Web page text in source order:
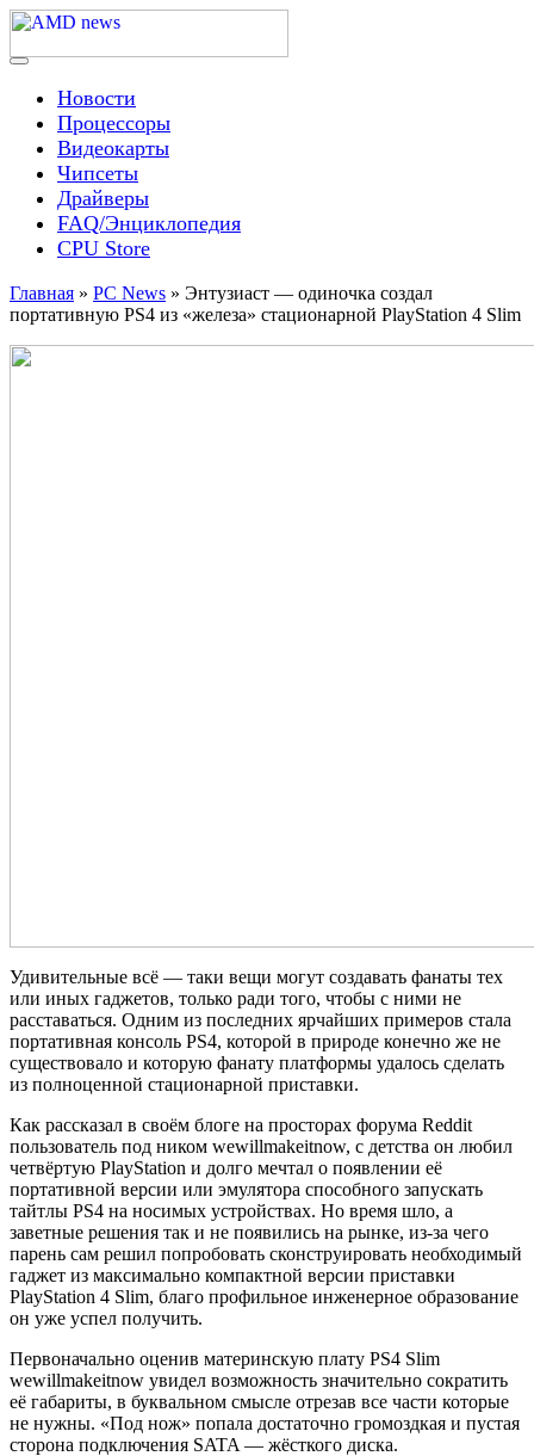
Skip
content
AMD news
Menu
Новости
Процессоры
Видеокарты
Чипсеты
Драйверы
FAQ/Энциклопедия
CPU Store
Главная » PC News » Энтузиаст — одиночка создал
портативную PS4 из «железа» стационарной PlayStation 4 Slim
Удивительные всё — таки вещи могут создавать фанаты тех
или иных гаджетов, только ради того, чтобы с ними не
расставаться. Одним из последних ярчайших примеров стала
портативная консоль PS4, которой в природе конечно же не
существовало и которую фанату платформы удалось сделать
из полноценной стационарной приставки.
Как рассказал в своём блоге на просторах форума Reddit
пользователь под ником wewillmakeitnow, с детства он любил
четвёртую PlayStation и долго мечтал о появлении её
портативной версии или эмулятора способного запускать
тайтлы PS4 на носимых устройствах. Но время шло, а
заветные решения так и не появились на рынке, из-за чего
парень сам решил попробовать сконструировать необходимый
гаджет из максимально компактной версии приставки
PlayStation 4 Slim, благо профильное инженерное образование
он уже успел получить.
Первоначально оценив материнскую плату PS4 Slim
wewillmakeitnow увидел возможность значительно сократить
её габариты, в буквальном смысле отрезав все части которые
не нужны. «Под нож» попала достаточно громоздкая и пустая
сторона подключения SATA — жёсткого диска.